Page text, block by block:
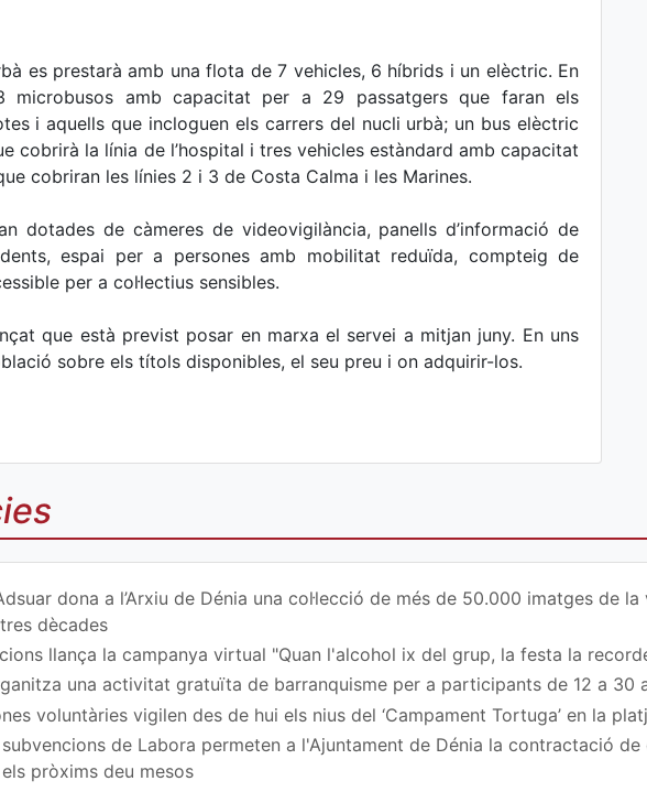
es prestarà amb una flota de 7 vehicles, 6 híbrids i un elèctric. En
microbusos amb capacitat per a 29 passatgers que faran els
i aquells que incloguen els carrers del nucli urbà; un bus elèctric
cobrirà la línia de l’hospital i tres vehicles estàndard amb capacitat
cobriran les línies 2 i 3 de Costa Calma i les Marines.
dotades de càmeres de videovigilància, panells d’informació de
espai per a persones amb mobilitat reduïda, compteig de
per a col·lectius sensibles.
que està previst posar en marxa el servei a mitjan juny. En uns
sobre els títols disponibles, el seu preu i on adquirir-los.
dona a l’Arxiu de Dénia una col·lecció de més de 50.000 imatges de
dècades
llança la campanya virtual "Quan l'alcohol ix del grup, la festa la
una activitat gratuïta de barranquisme per a participants de 12 a 30
voluntàries vigilen des de hui els nius del ‘Campament Tortuga’ en la
de Labora permeten a l'Ajuntament de Dénia la contractació
pròxims deu mesos